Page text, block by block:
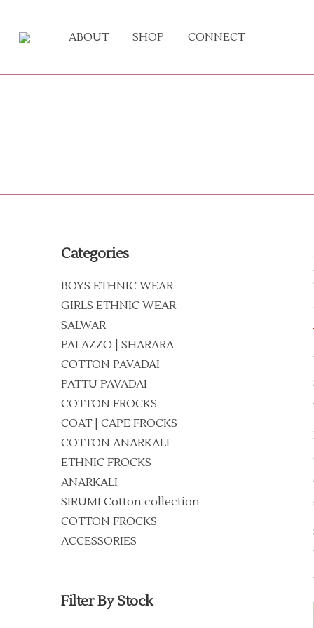
ABOUT SHOP CONNECT
Categories
BOYS ETHNIC WEAR
GIRLS ETHNIC WEAR
SALWAR
PALAZZO | SHARARA
COTTON PAVADAI
PATTU PAVADAI
COTTON FROCKS
COAT | CAPE FROCKS
COTTON ANARKALI
ETHNIC FROCKS
ANARKALI
SIRUMI Cotton collection
COTTON FROCKS
ACCESSORIES
Filter By Stock